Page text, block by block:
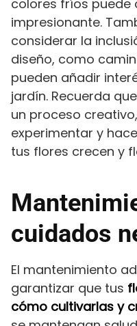
colores fríos puede
impresionante.
considerar la
diseño, como
pueden añadir
jardín. Recuerda
un proceso
experimentar y
tus flores crecen y
cuidados
El mantenimiento
garantizar que tus
cómo cultivarlas y